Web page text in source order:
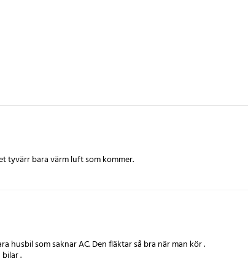
tyvärr bara värm luft som kommer.
husbil som saknar AC. Den fläktar så bra när man kör .
Rekommenderar den till alla som kör veteran bilar .